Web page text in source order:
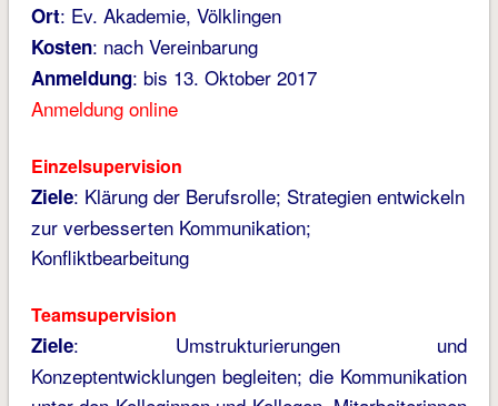
Ort: Ev. Akademie, Völklingen
Kosten: nach Vereinbarung
Anmeldung: bis 13. Oktober 2017
Anmeldung online
Einzelsupervision
Ziele: Klärung der Berufsrolle; Strategien entwickeln
zur verbesserten Kommunikation;
Konfliktbearbeitung
Teamsupervision
Ziele: Umstrukturierungen und
Konzeptentwicklungen begleiten; die Kommunikation